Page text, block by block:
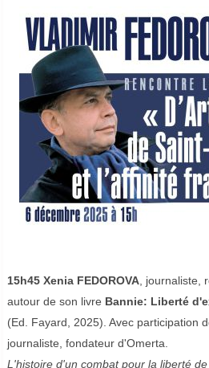
15h45 Xenia FEDOROVA, journaliste,
autour de son livre Bannie: Liberté
(Ed. Fayard, 2025). Avec participation
journaliste, fondateur d'Omerta.
L'histoire d'un combat pour la liberté